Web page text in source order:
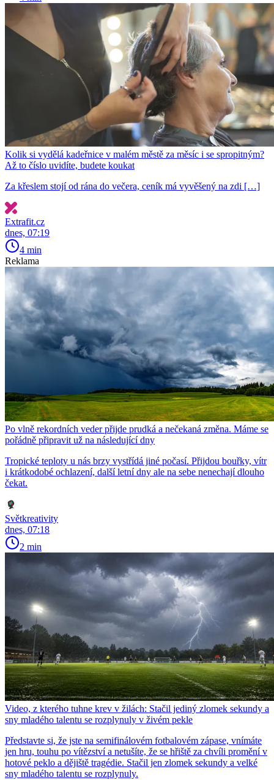
Kolik si vydělá kadeřnice v malém městě za měsíc i se spropitným?
Až to číslo uvidíte, budete koukat
Za křeslem stojí od rána do večera, ceník má vyvěšený na zdi […]
Extrafit.cz
dnes, 07:19
4 min
Reklama
Po vlně rekordních veder přijde prudká a nečekaná změna. Máme se
pořádně připravit už na následující dny
Tropické teploty u nás brzy vystřídá jiné počasí. Přijdou bouřky, vítr
i krátkodobé ochlazení, další letní dny ale na sebe nenechají dlouho
čekat.
Světkreativity
dnes, 07:18
2 min
Video, z kterého tuhne krev v žilách: Stačil jediný zlomek sekundy a
sny mladého talentu se rozplynuly v živém pekle
Představte si, že jste na semifinálovém fotbalovém zápase, vnímáte
jen hru, touhu po vítězství a netušíte, že se hřiště za chvíli promění v
hotové peklo a dějiště tragédie. Stačil jen zlomek sekundy a velké
sny mladého talentu se rozplynuly.